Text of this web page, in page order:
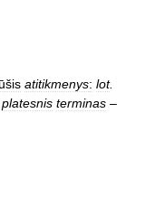
atitikmenys: lot.
platesnis terminas –